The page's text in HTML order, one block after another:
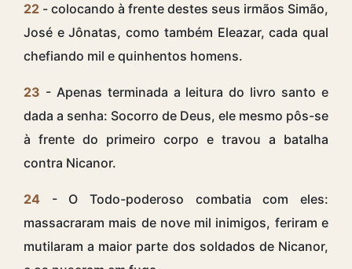
22 - colocando à frente destes seus irmãos Simão,
José e Jônatas, como também Eleazar, cada qual
chefiando mil e quinhentos homens.
23 - Apenas terminada a leitura do livro santo e
dada a senha: Socorro de Deus, ele mesmo pôs-se
à frente do primeiro corpo e travou a batalha
contra Nicanor.
24 - O Todo-poderoso combatia com eles:
massacraram mais de nove mil inimigos, feriram e
mutilaram a maior parte dos soldados de Nicanor,